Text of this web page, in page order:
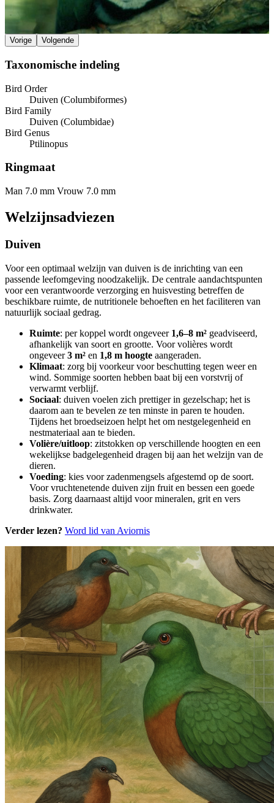
Vorige Volgende
Taxonomische indeling
Bird Order
Duiven (Columbiformes)
Bird Family
Duiven (Columbidae)
Bird Genus
Ptilinopus
Ringmaat
Man 7.0 mm Vrouw 7.0 mm
Welzijnsadviezen
Duiven
Voor een optimaal welzijn van duiven is de inrichting van een
passende leefomgeving noodzakelijk. De centrale aandachtspunten
voor een verantwoorde verzorging en huisvesting betreffen de
beschikbare ruimte, de nutritionele behoeften en het faciliteren van
natuurlijk sociaal gedrag.
Ruimte: per koppel wordt ongeveer 1,6–8 m² geadviseerd,
afhankelijk van soort en grootte. Voor volières wordt
ongeveer3 m² en 1,8 m hoogte aangeraden.
Klimaat: zorg bij voorkeur voor beschutting tegen weer en
wind. Sommige soorten hebben baat bij een vorstvrij of
verwarmt verblijf.
Sociaal: duiven voelen zich prettiger in gezelschap; het is
daarom aan te bevelen ze ten minste in paren te houden.
Tijdens het broedseizoen helpt het om nestgelegenheid en
nestmateriaal aan te bieden.
Volière/uitloop: zitstokken op verschillende hoogten en een
wekelijkse badgelegenheid dragen bij aan het welzijn van de
dieren.
Voeding: kies voor zadenmengsels afgestemd op de soort.
Voor vruchtenetende duiven zijn fruit en bessen een goede
basis. Zorg daarnaast altijd voor mineralen, grit en vers
drinkwater.
Verder lezen? Word lid van Aviornis